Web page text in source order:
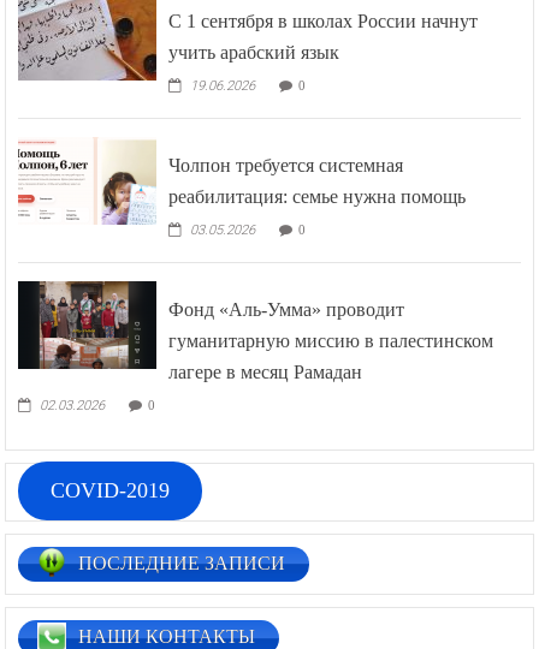
С 1 сентября в школах России начнут
учить арабский язык
19.06.2026 0
Чолпон требуется системная
реабилитация: семье нужна помощь
03.05.2026 0
Фонд «Аль-Умма» проводит
гуманитарную миссию в палестинском
лагере в месяц Рамадан
02.03.2026 0
COVID-2019
ПОСЛЕДНИЕ ЗАПИСИ
НАШИ КОНТАКТЫ